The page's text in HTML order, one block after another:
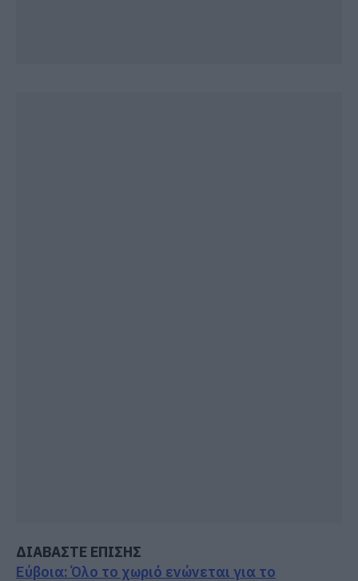
ΔΙΑΒΑΣΤΕ ΕΠΙΣΗΣ
Εύβοια: Όλο το χωριό ενώνεται για το